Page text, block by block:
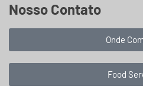
Nosso Contato
Onde
Food